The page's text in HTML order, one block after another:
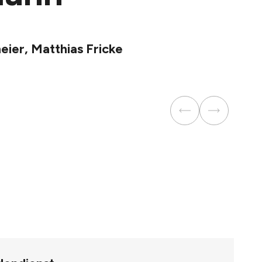
Matthias Fricke